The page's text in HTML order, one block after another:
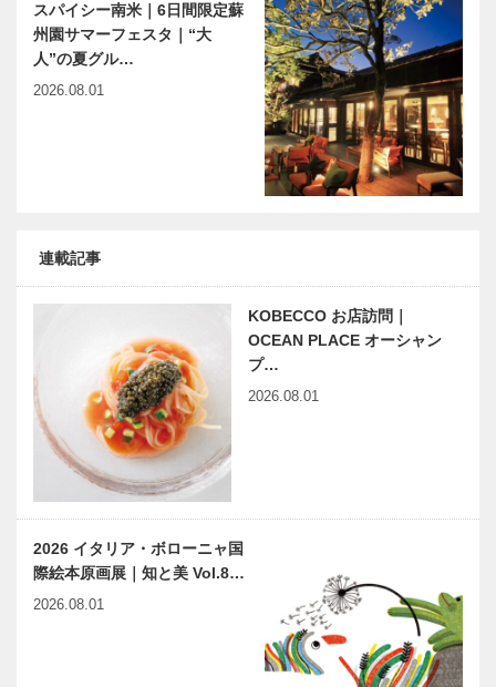
スパイシー南米｜6日間限定蘇
州園サマーフェスタ｜“大
人”の夏グル…
2026.08.01
連載記事
KOBECCO お店訪問｜
OCEAN PLACE オーシャン
プ…
2026.08.01
2026 イタリア・ボローニャ国
際絵本原画展｜知と美 Vol.8…
2026.08.01